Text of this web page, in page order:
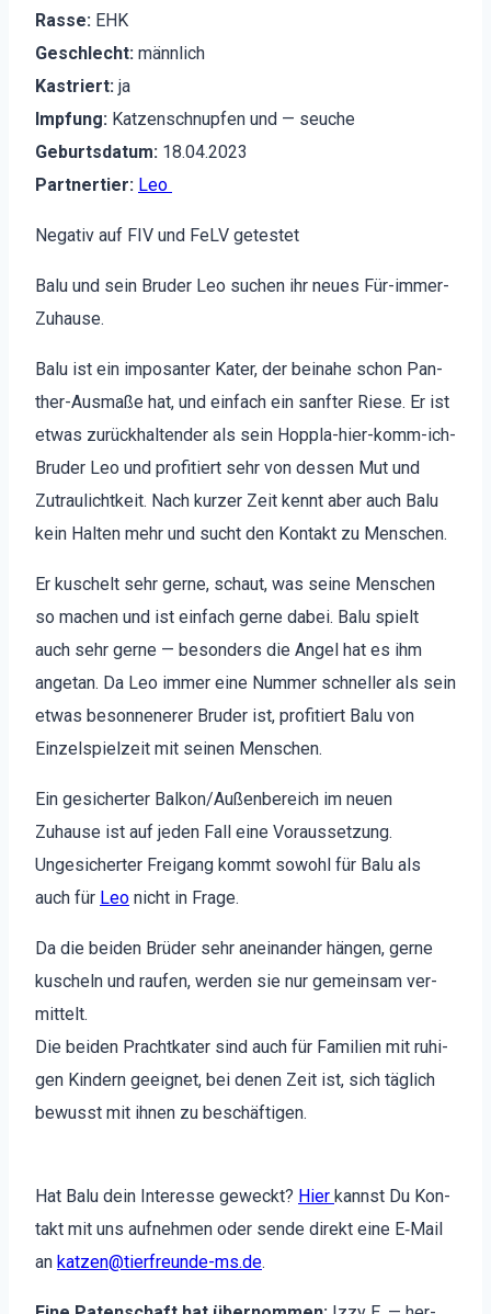
Rasse: EHK
Geschlecht: männlich
Kas­tri­ert: ja
Imp­fung: Katzen­schnupfen und — seuche
Geburts­da­tum: 18.04.2023
Part­nerti­er: Leo
Neg­a­tiv auf FIV und FeLV getestet
Balu und sein Brud­er Leo suchen ihr neues Für-immer-
Zuhause.
Balu ist ein imposan­ter Kater, der beina­he schon Pan­
ther-Aus­maße hat, und ein­fach ein san­fter Riese. Er ist
etwas zurück­hal­tender als sein Hop­pla-hier-komm-ich-
Brud­er Leo und prof­i­tiert sehr von dessen Mut und
Zutraulichtkeit. Nach kurz­er Zeit ken­nt aber auch Balu
kein Hal­ten mehr und sucht den Kon­takt zu Men­schen.
Er kuschelt sehr gerne, schaut, was seine Men­schen
so machen und ist ein­fach gerne dabei. Balu spielt
auch sehr gerne — beson­ders die Angel hat es ihm
ange­tan. Da Leo immer eine Num­mer schneller als sein
etwas besonnener­er Brud­er ist, prof­i­tiert Balu von
Einzel­spielzeit mit seinen Men­schen.
Ein gesichert­er Balkon/Außenbereich im neuen
Zuhause ist auf jeden Fall eine Voraus­set­zung.
Ungesichert­er Freigang kommt sowohl für Balu als
auch für Leo nicht in Frage.
Da die bei­den Brüder sehr aneinan­der hän­gen, gerne
kuscheln und raufen, wer­den sie nur gemein­sam ver­
mit­telt.
Die bei­den Prachtkater sind auch für Fam­i­lien mit ruhi­
gen Kindern geeignet, bei denen Zeit ist, sich täglich
bewusst mit ihnen zu beschäfti­gen.
Hat Balu dein Inter­esse geweckt? Hier kannst Du Kon­
takt mit uns aufnehmen oder sende direkt eine E‑Mail
an katzen@tierfreunde-ms.de.